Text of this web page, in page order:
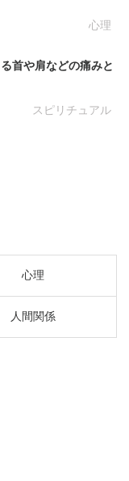
心理
スピリチュアル
首や肩などの痛みと
心理
人間関係